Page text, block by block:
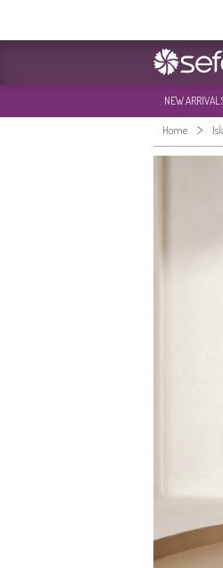
NEW
Home >